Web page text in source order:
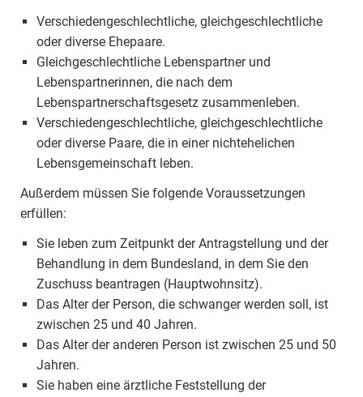
Verschiedengeschlechtliche, gleichgeschlechtliche
oder diverse Ehepaare.
Gleichgeschlechtliche Lebenspartner und
Lebenspartnerinnen, die nach dem
Lebenspartnerschaftsgesetz zusammenleben.
Verschiedengeschlechtliche, gleichgeschlechtliche
oder diverse Paare, die in einer nichtehelichen
Lebensgemeinschaft leben.
Außerdem müssen Sie folgende Voraussetzungen
erfüllen:
Sie leben zum Zeitpunkt der Antragstellung und der
Behandlung in dem Bundesland, in dem Sie den
Zuschuss beantragen (Hauptwohnsitz).
Das Alter der Person, die schwanger werden soll, ist
zwischen 25 und 40 Jahren.
Das Alter der anderen Person ist zwischen 25 und 50
Jahren.
Sie haben eine ärztliche Feststellung der